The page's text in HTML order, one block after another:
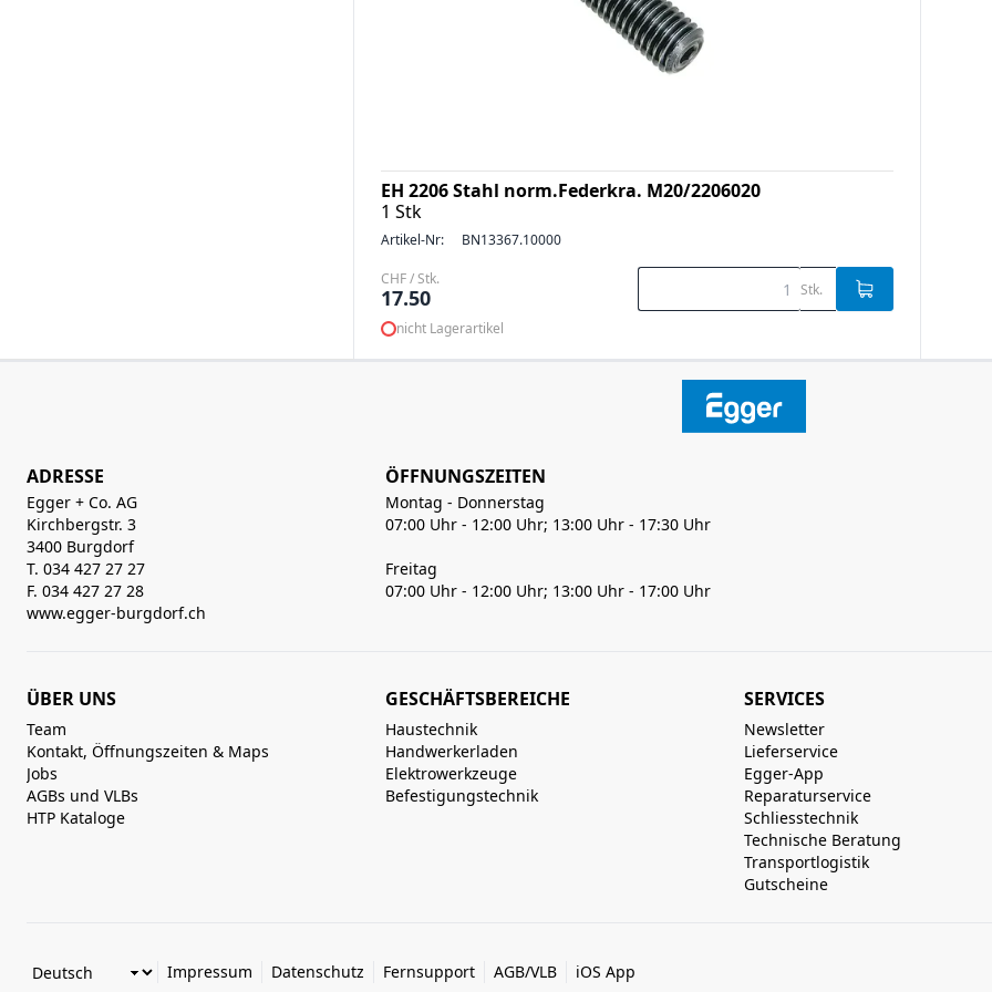
EH 2206 Stahl norm.Federkra. M20/2206020
1 Stk
Artikel-Nr: BN13367.10000
CHF / Stk.
17.50 Stk.
nicht Lagerartikel
ADRESSE
Egger + Co. AG
Kirchbergstr. 3
3400 Burgdorf
T. 034 427 27 27
F. 034 427 27 28
www.egger-burgdorf.ch
ÖFFNUNGSZEITEN
Montag - Donnerstag
07:00 Uhr - 12:00 Uhr; 13:00 Uhr - 17:30 Uhr
Freitag
07:00 Uhr - 12:00 Uhr; 13:00 Uhr - 17:00 Uhr
ÜBER UNS
Team
Kontakt, Öffnungszeiten & Maps
Jobs
AGBs und VLBs
HTP Kataloge
GESCHÄFTSBEREICHE
Haustechnik
Handwerkerladen
Elektrowerkzeuge
Befestigungstechnik
SERVICES
Newsletter
Lieferservice
Egger-App
Reparaturservice
Schliesstechnik
Technische Beratung
Transportlogistik
Gutscheine
Impressum Datenschutz Fernsupport AGB/VLB iOS App